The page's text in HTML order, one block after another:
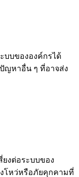
บบขององค์กรได้
ญหาอื่น ๆ ที่อาจส่ง
งต่อระบบของ
โหว่หรือภัยคุกคามที่